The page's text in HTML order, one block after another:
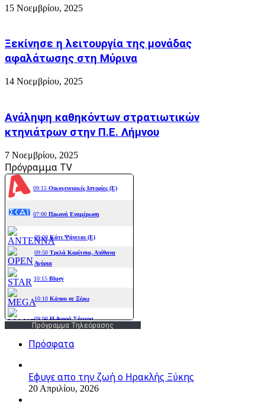
15 Νοεμβρίου, 2025
Ξεκίνησε η λειτουργία της μονάδας
αφαλάτωσης στη Μύρινα
14 Νοεμβρίου, 2025
Ανάληψη καθηκόντων στρατιωτικών
κτηνιάτρων στην Π.Ε. Λήμνου
7 Νοεμβρίου, 2025
Πρόγραμμα TV
Πρόγραμμα Τηλεόρασης
Πρόσφατα
Εφυγε απο την ζωή o Ηρακλής Ξύκης
20 Απριλίου, 2026